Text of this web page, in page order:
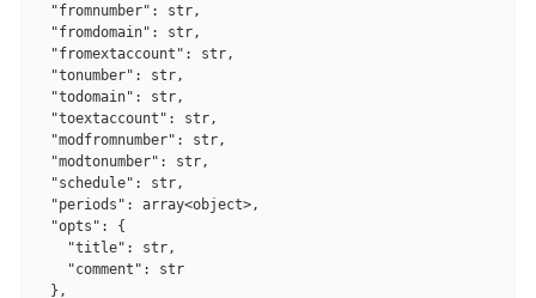
"fromnumber" : str,
"fromdomain" : str,
"fromextaccount" : str,
"tonumber" : str,
"todomain" : str,
"toextaccount" : str,
"modfromnumber" : str,
"modtonumber" : str,
"schedule" : str,
"periods" : array<object>,
"opts" : {
"title" : str,
"comment" : str
  },